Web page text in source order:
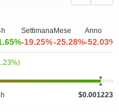
Settimana
-19.25%
Mese
-25.28%
Anno
-52.03%
$0.001223